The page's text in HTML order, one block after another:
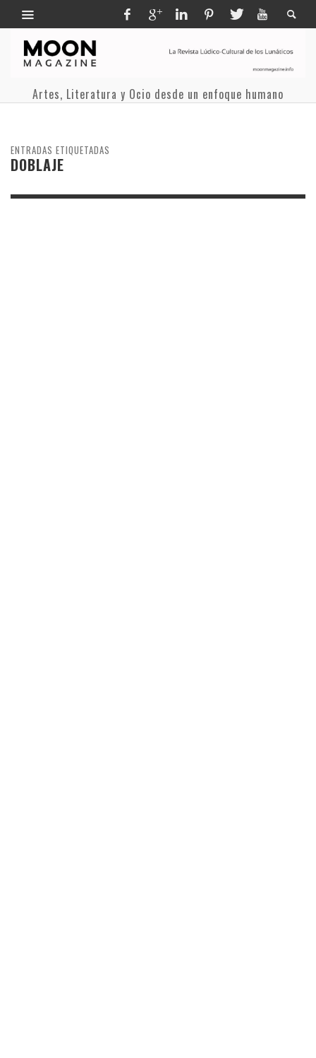
Artes, Literatura y Ocio desde un enfoque humano
ENTRADAS ETIQUETADAS
DOBLAJE